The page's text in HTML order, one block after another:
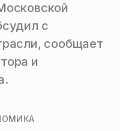
с
сообщает
и